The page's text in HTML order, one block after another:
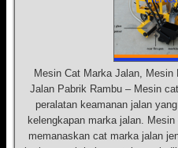
Mesin Cat Marka Jalan,
Jalan Pabrik Rambu – Mesin
peralatan keamanan jalan
kelengkapan marka jalan.
memanaskan cat marka jalan